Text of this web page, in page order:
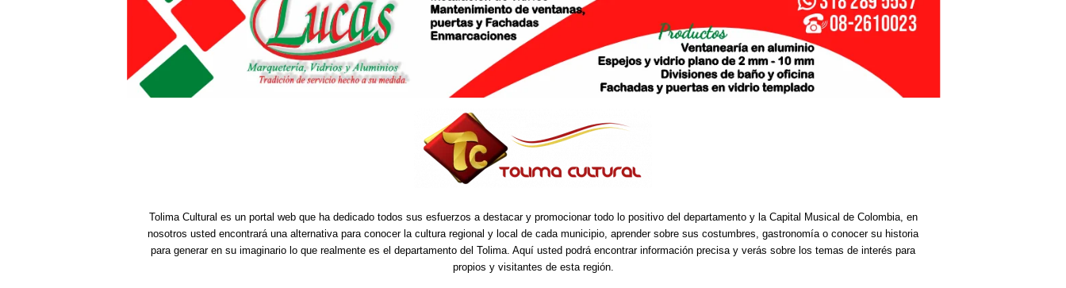
Tolima Cultural es un portal web que ha dedicado todos sus esfuerzos a destacar y promocionar todo lo positivo del departamento y la Capital Musical de Colombia, en
nosotros usted encontrará una alternativa para conocer la cultura regional y local de cada municipio, aprender sobre sus costumbres, gastronomía o conocer su historia
para generar en su imaginario lo que realmente es el departamento del Tolima. Aquí usted podrá encontrar información precisa y verás sobre los temas de interés para
propios y visitantes de esta región.